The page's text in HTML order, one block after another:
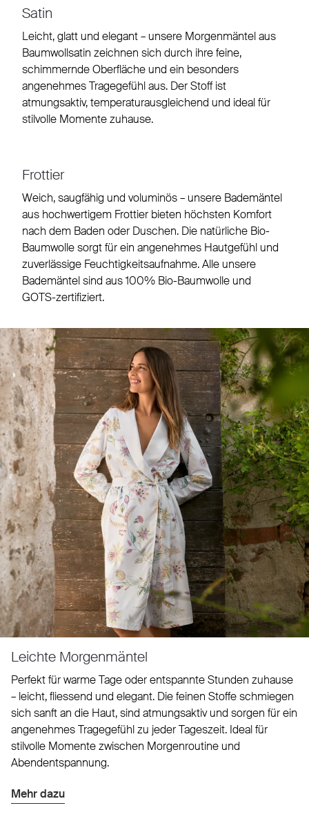
Satin
Leicht, glatt und elegant – unsere Morgenmäntel aus
Baumwollsatin zeichnen sich durch ihre feine,
schimmernde Oberfläche und ein besonders
angenehmes Tragegefühl aus. Der Stoff ist
atmungsaktiv, temperaturausgleichend und ideal für
stilvolle Momente zuhause.
Frottier
Weich, saugfähig und voluminös – unsere Bademäntel
aus hochwertigem Frottier bieten höchsten Komfort
nach dem Baden oder Duschen. Die natürliche Bio-
Baumwolle sorgt für ein angenehmes Hautgefühl und
zuverlässige Feuchtigkeitsaufnahme. Alle unsere
Bademäntel sind aus 100% Bio-Baumwolle und
GOTS-zertifiziert.
Leichte Morgenmäntel
Perfekt für warme Tage oder entspannte Stunden zuhause
– leicht, fliessend und elegant. Die feinen Stoffe schmiegen
sich sanft an die Haut, sind atmungsaktiv und sorgen für ein
angenehmes Tragegefühl zu jeder Tageszeit. Ideal für
stilvolle Momente zwischen Morgenroutine und
Abendentspannung.
Mehr dazu